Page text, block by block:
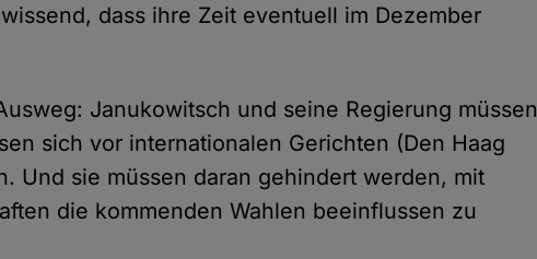
dass ihre Zeit eventuell im Dezember
Janukowitsch und seine Regierung müssen
sich vor internationalen Gerichten (Den Haag
Und sie müssen daran gehindert werden, mit
die kommenden Wahlen beeinflussen zu